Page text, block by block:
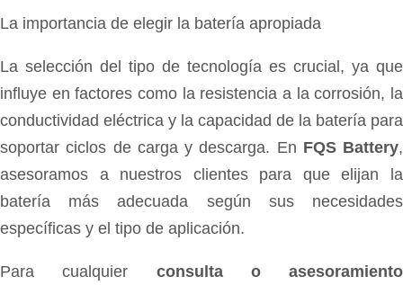
La importancia de elegir la batería apropiada
La selección del tipo de tecnología es crucial, ya que
influye en factores como la resistencia a la corrosión, la
conductividad eléctrica y la capacidad de la batería para
soportar ciclos de carga y descarga. En FQS Battery,
asesoramos a nuestros clientes para que elijan la
batería más adecuada según sus necesidades
específicas y el tipo de aplicación.
Para cualquier consulta o asesoramiento